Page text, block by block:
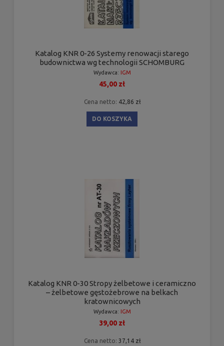
Katalog KNR 0-26 Systemy renowacji starego
budownictwa wg technologii SCHOMBURG
Wydawca: IGM
45,00 zł
Cena netto: 42,86 zł
DO KOSZYKA
Katalog KNR 0-30 Stropy żelbetowe i ceramiczno
– żelbetowe gęstożebrowe na belkach
kratownicowych
Wydawca: IGM
39,00 zł
Cena netto: 37,14 zł